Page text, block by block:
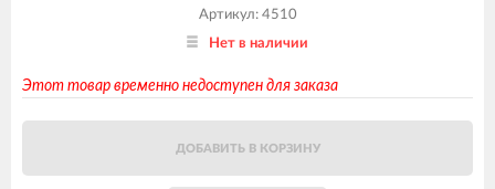
Артикул: 4510
Нет в наличии
Этот товар временно недоступен для заказа
ДОБАВИТЬ В КОРЗИНУ